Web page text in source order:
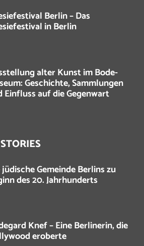
Berlin – Das
in Berlin
alter Kunst im Bode-
Geschichte, Sammlungen
Einfluss auf die Gegenwart
jüdische Gemeinde Berlins zu
des 20. Jahrhunderts
Knef – Eine Berlinerin, die
eroberte